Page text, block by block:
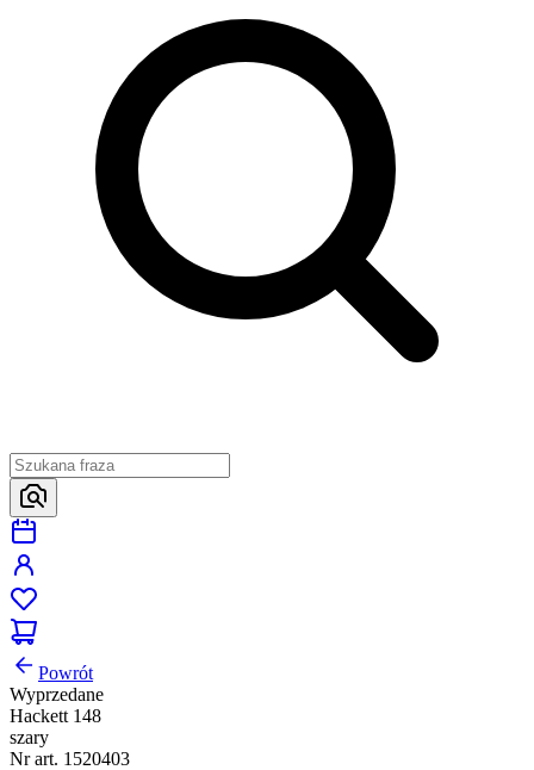
Powrót
Wyprzedane
Hackett 148
szary
Nr art. 1520403